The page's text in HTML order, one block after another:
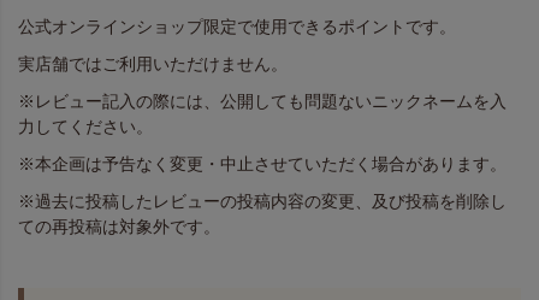
公式オンラインショップ限定で使用できるポイントです。
実店舗ではご利用いただけません。
※レビュー記入の際には、公開しても問題ないニックネームを入
力してください。
※本企画は予告なく変更・中止させていただく場合があります。
※過去に投稿したレビューの投稿内容の変更、及び投稿を削除し
ての再投稿は対象外です。